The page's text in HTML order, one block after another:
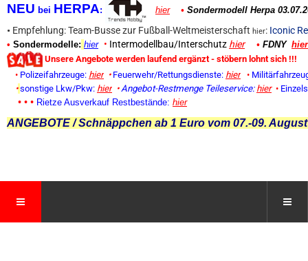
NEU bei HERPA: hier • Sondermodell Herpa
• Empfehlung: Team-Busse zur Fußball-Weltmeisterschaft hier: Iconic
• Sondermodelle: hier • Intermodellbau/Interschutz hier • FDNY hier
Unsere Angebote werden laufend ergänzt - stöbern lohnt sich !!!
• Polizeifahrzeuge: hier • Feuerwehr/Rettungsdienste: hier •
• sonstige Lkw/Pkw: hier • Angebot-Restmenge Teileservice: hier •
• • • Rietze Ausverkauf Restbestände: hier
ANGEBOTE / Schnäppchen ab 1 Euro vom 07.-09.